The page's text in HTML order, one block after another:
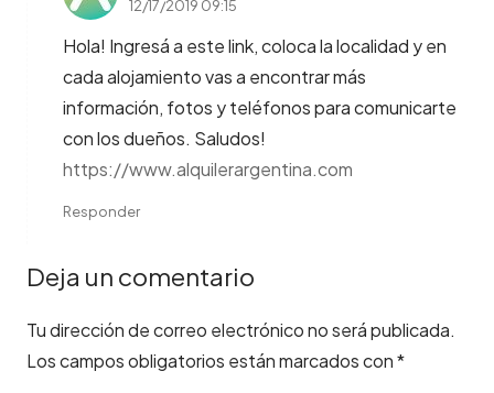
12/17/2019 09:15
Hola! Ingresá a este link, coloca la localidad y en
cada alojamiento vas a encontrar más
información, fotos y teléfonos para comunicarte
con los dueños. Saludos!
https://www.alquilerargentina.com
Responder
Deja un comentario
Tu dirección de correo electrónico no será publicada.
Los campos obligatorios están marcados con*